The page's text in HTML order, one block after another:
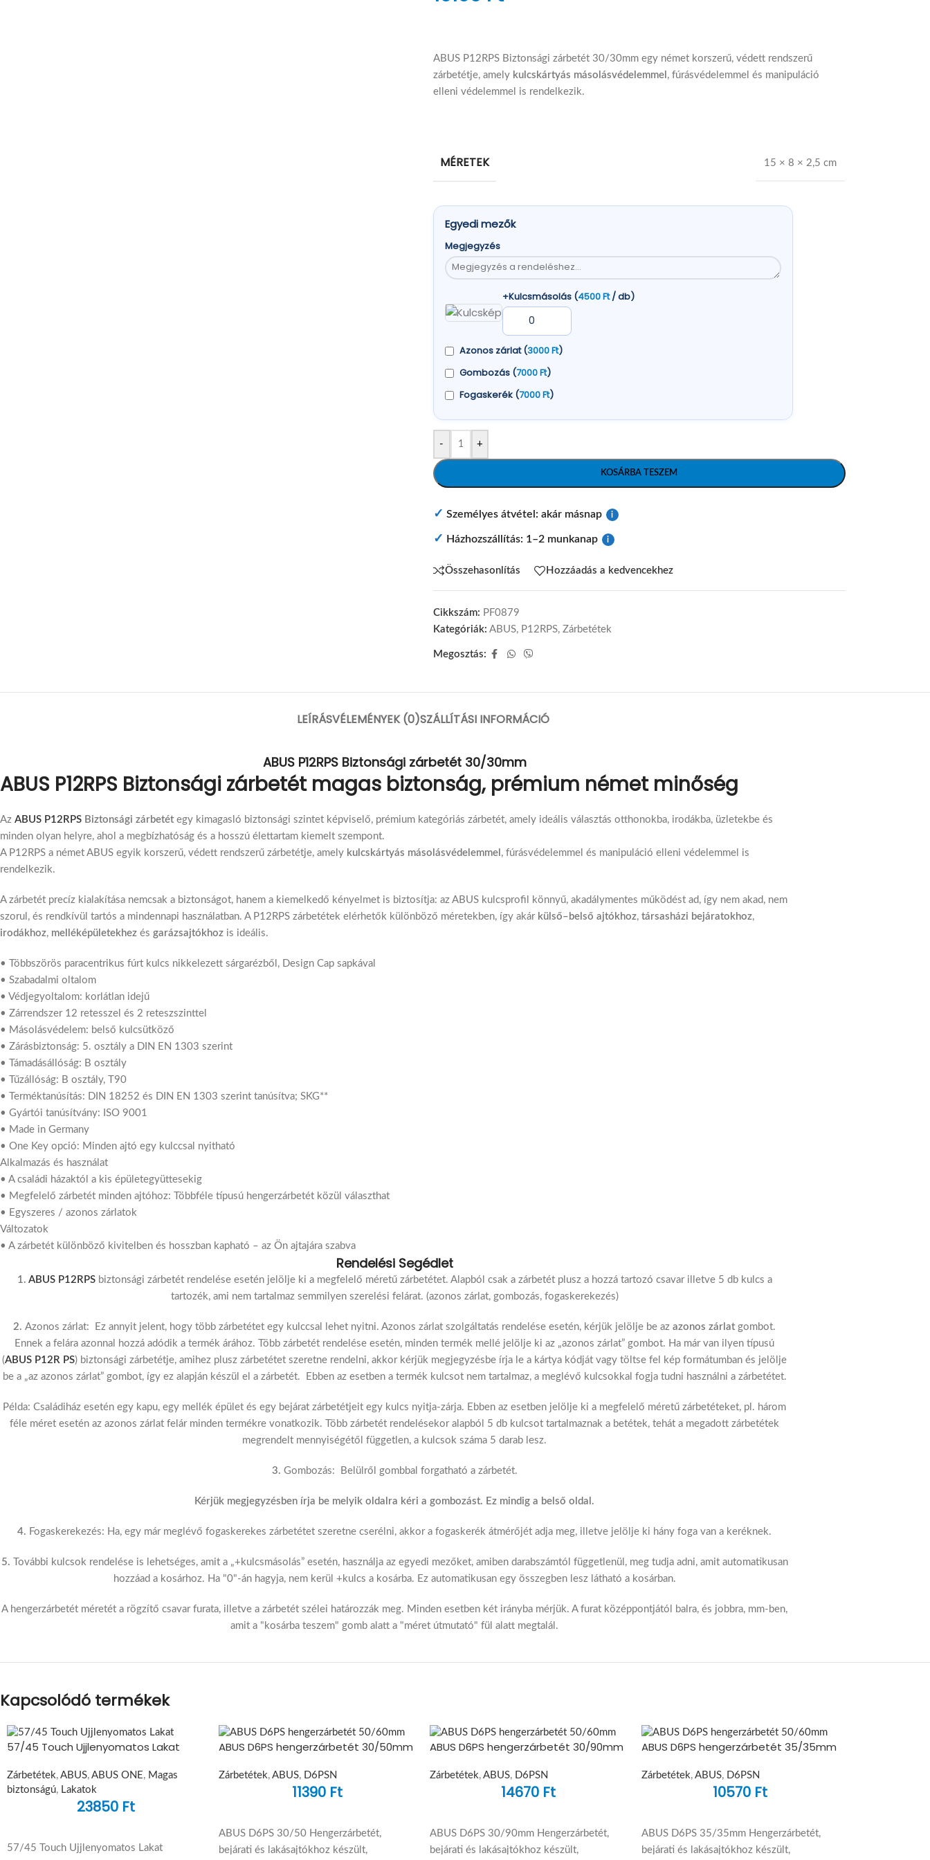
ABUS P12RPS Biztonsági zárbetét 30/30mm egy német korszerű, védett rendszerű
zárbetétje, amely kulcskártyás másolásvédelemmel , fúrásvédelemmel és manipuláció
elleni védelemmel is rendelkezik.
MÉRETEK 15 × 8 × 2,5 cm
Egyedi mezők
Megjegyzés
+Kulcsmásolás (4500Ft/ db)
Azonos zárlat (3000Ft)
Gombozás (7000Ft)
Fogaskerék (7000Ft)
- +
KOSÁRBA TESZEM
✓ Személyes átvétel: akár másnap i
✓ Házhozszállítás: 1–2 munkanap i
Összehasonlítás Hozzáadás a kedvencekhez
Cikkszám: PF0879
Kategóriák: ABUS, P12RPS, Zárbetétek
Megosztás:
LEÍRÁSVÉLEMÉNYEK (0)SZÁLLÍTÁSI INFORMÁCIÓ
ABUS P12RPS Biztonsági zárbetét 30/30mm
ABUS P12RPS Biztonsági zárbetét magas biztonság, prémium német minőség
Az ABUS P12RPS Biztonsági zárbetétegy kimagasló biztonsági szintet képviselő, prémium kategóriás zárbetét, amely ideális választás otthonokba, irodákba, üzletekbe és
minden olyan helyre, ahol a megbízhatóság és a hosszú élettartam kiemelt szempont.
A P12RPS a német ABUS egyik korszerű, védett rendszerű zárbetétje, amely kulcskártyás másolásvédelemmel , fúrásvédelemmel és manipuláció elleni védelemmel is
rendelkezik.
A zárbetét precíz kialakítása nemcsak a biztonságot, hanem a kiemelkedő kényelmet is biztosítja: az ABUS kulcsprofil könnyű, akadálymentes működést ad, így nem akad, nem
szorul, és rendkívül tartós a mindennapi használatban. A P12RPS zárbetétek elérhetők különböző méretekben, így akár külső–belső ajtókhoz, társasházi bejáratokhoz,
irodákhoz, melléképületekhez és garázsajtókhoz is ideális.
• Többszörös paracentrikus fúrt kulcs nikkelezett sárgarézből, Design Cap sapkával
• Szabadalmi oltalom
• Védjegyoltalom: korlátlan idejű
• Zárrendszer 12 retesszel és 2 reteszszinttel
• Másolásvédelem: belső kulcsütköző
• Zárásbiztonság: 5. osztály a DIN EN 1303 szerint
• Támadásállóság: B osztály
• Tűzállóság: B osztály, T90
• Terméktanúsítás: DIN 18252 és DIN EN 1303 szerint tanúsítva; SKG**
• Gyártói tanúsítvány: ISO 9001
• Made in Germany
• One Key opció: Minden ajtó egy kulccsal nyitható
Alkalmazás és használat
• A családi házaktól a kis épületegyüttesekig
• Megfelelő zárbetét minden ajtóhoz: Többféle típusú hengerzárbetét közül választhat
• Egyszeres / azonos zárlatok
Változatok
• A zárbetét különböző kivitelben és hosszban kapható – az Ön ajtajára szabva
Rendelési Segédlet
1. ABUS P12RPS biztonsági zárbetét rendelése esetén jelölje ki a megfelelő méretű zárbetétet. Alapból csak a zárbetét plusz a hozzá tartozó csavar illetve 5 db kulcs a
tartozék, ami nem tartalmaz semmilyen szerelési felárat. (azonos zárlat, gombozás, fogaskerekezés)
2. Azonos zárlat: Ez annyit jelent, hogy több zárbetétet egy kulccsal lehet nyitni. Azonos zárlat szolgáltatás rendelése esetén, kérjük jelölje be az azonos zárlatgombot.
Ennek a felára azonnal hozzá adódik a termék árához. Több zárbetét rendelése esetén, minden termék mellé jelölje ki az „azonos zárlat” gombot. Ha már van ilyen típusú
(ABUS P12R PS) biztonsági zárbetétje, amihez plusz zárbetétet szeretne rendelni, akkor kérjük megjegyzésbe írja le a kártya kódját vagy töltse fel kép formátumban és jelölje
be a „az azonos zárlat” gombot, így ez alapján készül el a zárbetét. Ebben az esetben a termék kulcsot nem tartalmaz, a meglévő kulcsokkal fogja tudni használni a zárbetétet.
Példa: Családiház esetén egy kapu, egy mellék épület és egy bejárat zárbetétjeit egy kulcs nyitja-zárja. Ebben az esetben jelölje ki a megfelelő méretű zárbetéteket, pl. három
féle méret esetén az azonos zárlat felár minden termékre vonatkozik. Több zárbetét rendelésekor alapból 5 db kulcsot tartalmaznak a betétek, tehát a megadott zárbetétek
megrendelt mennyiségétől független, a kulcsok száma 5 darab lesz.
3. Gombozás: Belülről gombbal forgatható a zárbetét.
Kérjük megjegyzésben írja be melyik oldalra kéri a gombozást. Ez mindig a belső oldal.
4. Fogaskerekezés: Ha, egy már meglévő fogaskerekes zárbetétet szeretne cserélni, akkor a fogaskerék átmérőjét adja meg, illetve jelölje ki hány foga van a keréknek.
5. További kulcsok rendelése is lehetséges, amit a „+kulcsmásolás” esetén, használja az egyedi mezőket, amiben darabszámtól függetlenül, meg tudja adni, amit automatikusan
hozzáad a kosárhoz. Ha "0"-án hagyja, nem kerül +kulcs a kosárba. Ez automatikusan egy összegben lesz látható a kosárban.
A hengerzárbetét méretét a rögzítő csavar furata, illetve a zárbetét szélei határozzák meg. Minden esetben két irányba mérjük. A furat középpontjától balra, és jobbra, mm-ben,
amit a "kosárba teszem" gomb alatt a "méret útmutató" fül alatt megtalál.
Kapcsolódó termékek
57/45 Touch Ujjlenyomatos Lakat
Zárbetétek, ABUS, ABUS ONE, Magas
biztonságú, Lakatok
23850 Ft
57/45 Touch Ujjlenyomatos Lakat
ABUS D6PS hengerzárbetét 30/50mm
Zárbetétek, ABUS, D6PSN
11390 Ft
ABUS D6PS 30/50 Hengerzárbetét,
bejárati és lakásajtókhoz készült,
ABUS D6PS hengerzárbetét 30/90mm
Zárbetétek, ABUS, D6PSN
14670 Ft
ABUS D6PS 30/90mm Hengerzárbetét,
bejárati és lakásajtókhoz készült,
ABUS D6PS hengerzárbetét 35/35mm
Zárbetétek, ABUS, D6PSN
10570 Ft
ABUS D6PS 35/35mm Hengerzárbetét,
bejárati és lakásajtókhoz készült,